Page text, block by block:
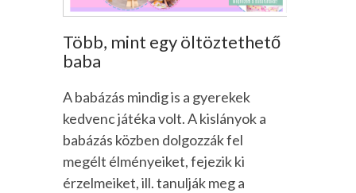
Több, mint egy öltöztethető
baba
A babázás mindig is a gyerekek
kedvenc játéka volt. A kislányok a
babázás közben dolgozzák fel
megélt élményeiket, fejezik ki
érzelmeiket, ill. tanulják meg a